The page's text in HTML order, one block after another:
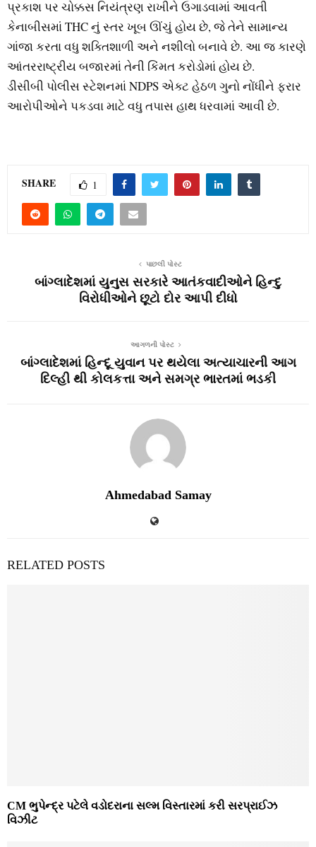
પ્રકાશ પર ચોક્કસ નિયંત્રણ રાખીને ઉગાડવામાં આવતી
કેનાબીસમાં THC નું સ્તર ખૂબ ઊંચું હોય છે, જે તેને સામાન્ય
ગાંજા કરતા વધુ શક્તિશાળી અને નશીલો બનાવે છે. આ જ કારણે
આંતરરાષ્ટ્રીય બજારમાં તેની કિંમત કરોડોમાં હોય છે.
ડીસીબી પોલીસ સ્ટેશનમાં NDPS એક્ટ હેઠળ ગુનો નોંધીને ફરાર
આરોપીઓને પકડવા માટે વધુ તપાસ હાથ ધરવામાં આવી છે.
SHARE 1
પાછલી પોસ્ટ
બાંગ્લાદેશમાં યુનુસ સરકારે આતંકવાદીઓને હિન્દુ
વિરોધીઓને છૂટો દોર આપી દીધો
આગળની પોસ્ટ
બાંગ્લાદેશમાં હિન્દૂ યુવાન પર થયેલા અત્યાચારની આગ
દિલ્હી થી કોલકત્તા અને સમગ્ર ભારતમાં ભડકી
Ahmedabad Samay
RELATED POSTS
CM ભુપેન્દ્ર પટેલે વડોદરાના સલ્મ વિસ્તારમાં કરી સરપ્રાઈઝ
વિઝીટ